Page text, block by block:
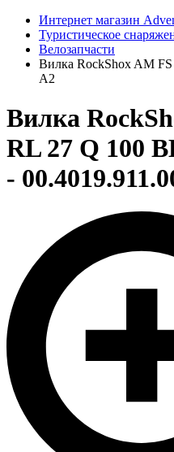
Интернет магазин
Туристическое
Велозапчасти
Вилка RockShox AM
A2
Вилка
RL 27 Q 100
-